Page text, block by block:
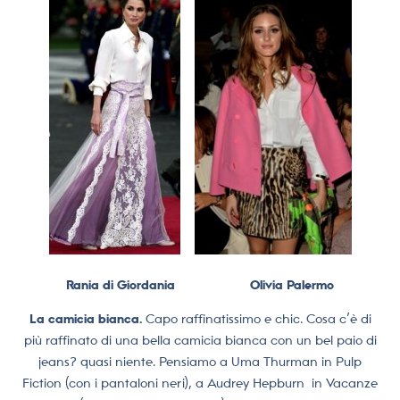
Rania di Giordania Olivia Palermo
La camicia bianca.Capo raffinatissimo e chic. Cosa c’è di
più raffinato di una bella camicia bianca con un bel paio di
jeans? quasi niente. Pensiamo a Uma Thurman in Pulp
Fiction (con i pantaloni neri), a Audrey Hepburn in Vacanze